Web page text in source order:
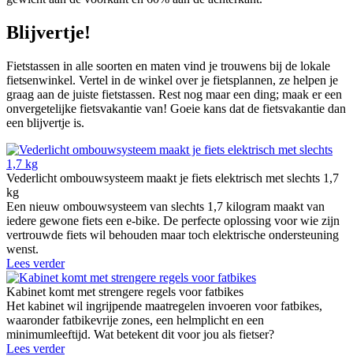
Blijvertje!
Fietstassen in alle soorten en maten vind je trouwens bij de lokale
fietsenwinkel. Vertel in de winkel over je fietsplannen, ze helpen je
graag aan de juiste fietstassen. Rest nog maar een ding; maak er een
onvergetelijke fietsvakantie van! Goeie kans dat de fietsvakantie dan
een blijvertje is.
Vederlicht ombouwsysteem maakt je fiets elektrisch met slechts 1,7
kg
Een nieuw ombouwsysteem van slechts 1,7 kilogram maakt van
iedere gewone fiets een e-bike. De perfecte oplossing voor wie zijn
vertrouwde fiets wil behouden maar toch elektrische ondersteuning
wenst.
Lees verder
Kabinet komt met strengere regels voor fatbikes
Het kabinet wil ingrijpende maatregelen invoeren voor fatbikes,
waaronder fatbikevrije zones, een helmplicht en een
minimumleeftijd. Wat betekent dit voor jou als fietser?
Lees verder